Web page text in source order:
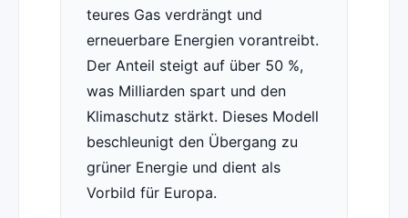
teures Gas verdrängt und
erneuerbare Energien vorantreibt.
Der Anteil steigt auf über 50 %,
was Milliarden spart und den
Klimaschutz stärkt. Dieses Modell
beschleunigt den Übergang zu
grüner Energie und dient als
Vorbild für Europa.